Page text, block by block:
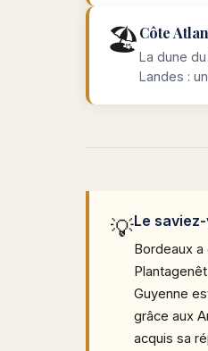
🏖️Côte
La dune
Landes :
💡Le
Bordeaux a
Guyenne
grâce aux
acquis sa